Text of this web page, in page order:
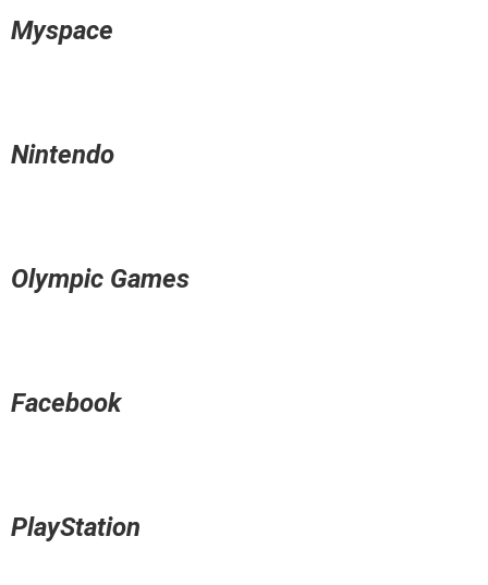
Myspace
Nintendo
Olympic Games
Facebook
PlayStation